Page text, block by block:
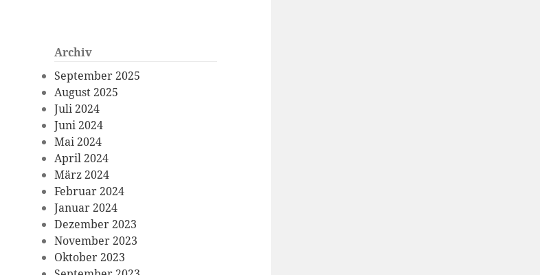
Archiv
September 2025
August 2025
Juli 2024
Juni 2024
Mai 2024
April 2024
März 2024
Februar 2024
Januar 2024
Dezember 2023
November 2023
Oktober 2023